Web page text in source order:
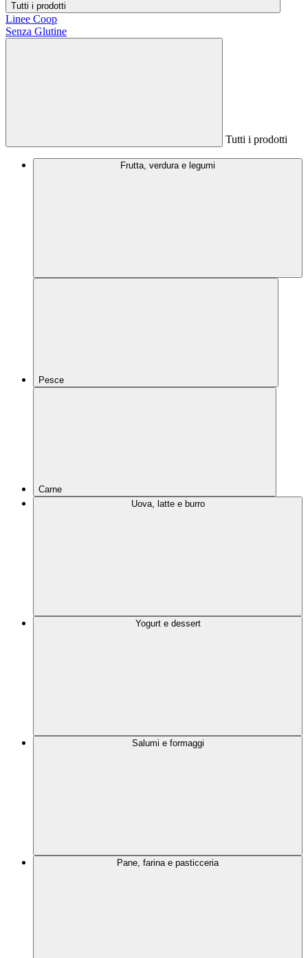
Tutti i prodotti
Linee Coop
Senza Glutine
Tutti i prodotti
Frutta, verdura e legumi
Pesce
Carne
Uova, latte e burro
Yogurt e dessert
Salumi e formaggi
Pane, farina e pasticceria